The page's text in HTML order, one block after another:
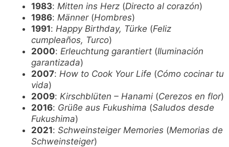
1983: Mitten ins Herz (Directo al corazón)
1986: Männer(Hombres)
1991: Happy Birthday, Türke (Feliz
cumpleaños, Turco)
2000: Erleuchtung garantiert (Iluminación
garantizada)
2007: How to Cook Your Life (Cómo cocinar tu
vida)
2009: Kirschblüten – Hanami (Cerezos en flor)
2016: Grüße aus Fukushima (Saludos desde
Fukushima)
2021: Schweinsteiger Memories (Memorias de
Schweinsteiger)